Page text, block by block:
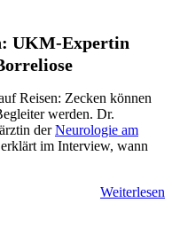
UKM-Expertin
Reisen: Zecken können
werden. Dr.
derNeurologie am
im Interview, wann
Weiterlesen